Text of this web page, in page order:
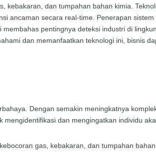
kebakaran, dan tumpahan bahan kimia.
ancaman secara real-time. Penerapan
pentingnya deteksi industri di
dan memanfaatkan teknologi ini, bisnis
Dengan semakin meningkatnya
dan mengingatkan individu
gas, kebakaran, dan tumpahan